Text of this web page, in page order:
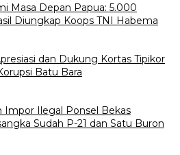
Masa Depan Papua: 5.000
Diungkap Koops TNI Habema
dan Dukung Kortas Tipikor
Batu Bara
Impor Ilegal Ponsel Bekas
Sudah P-21 dan Satu Buron